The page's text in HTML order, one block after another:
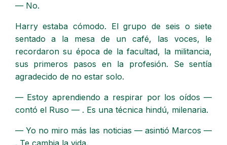
— No.
Harry estaba cómodo. El grupo de seis o siete
sentado a la mesa de un café, las voces, le
recordaron su época de la facultad, la militancia,
sus primeros pasos en la profesión. Se sentía
agradecido de no estar solo.
— Estoy aprendiendo a respirar por los oídos —
contó el Ruso — . Es una técnica hindú, milenaria.
— Yo no miro más las noticias — asintió Marcos —